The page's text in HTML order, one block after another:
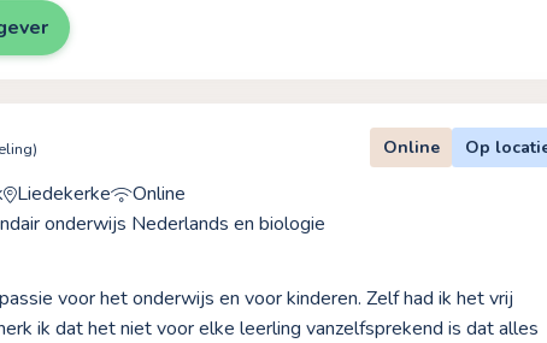
Online Op
Liedekerke
Online
onderwijs Nederlands en biologie
voor het onderwijs en voor kinderen. Zelf had ik het vrij
ik dat het niet voor elke leerling vanzelfsprekend is dat alles